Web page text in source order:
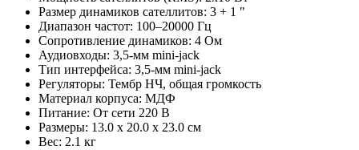
Размер динамиков сателлитов: 3 + 1 "
Диапазон частот: 100–20000 Гц
Сопротивление динамиков: 4 Ом
Аудиовходы: 3,5-мм mini-jack
Тип интерфейса: 3,5-мм mini-jack
Регуляторы: Тембр НЧ, общая громкость
Материал корпуса: МДФ
Питание: От сети 220 В
Размеры: 13.0 x 20.0 x 23.0 см
Вес: 2.1 кг